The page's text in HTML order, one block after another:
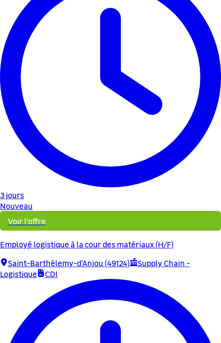
3 jours
Nouveau
Voir l'offre
Employé logistique à la cour des matériaux (H/F)
Saint-Barthélemy-d'Anjou (49124)
Supply Chain -
Logistique
CDI